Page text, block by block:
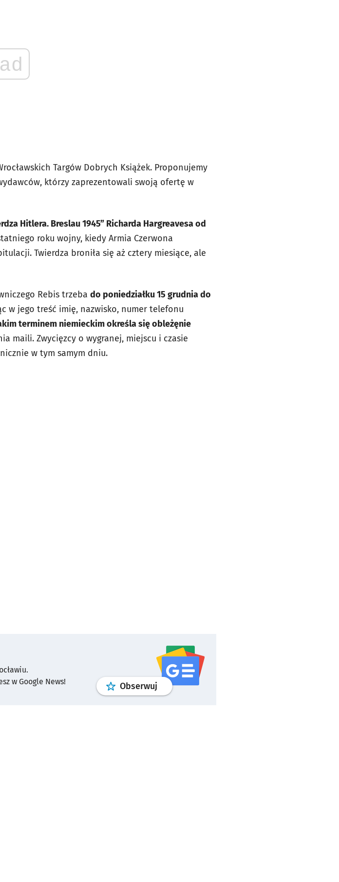
ad
Targów Dobrych Książek. Proponujemy
którzy zaprezentowali swoją ofertę w
Hitlera. Breslau 1945” Richarda Hargreavesa od
roku wojny, kiedy Armia Czerwona
Twierdza broniła się aż cztery miesiące, ale
Rebis trzeba do poniedziałku 15 grudnia do
w jego treść imię, nazwisko, numer telefonu
terminem niemieckim określa się obleżęnie
maili. Zwycięzcy o wygranej, miejscu i czasie
w tym samym dniu.
w Google News!
Obserwuj profilgoogle news